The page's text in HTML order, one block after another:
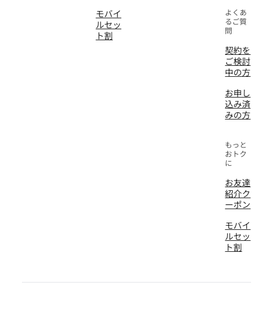
モバイ
ルセッ
ト割
よくあ
るご質
問
契約を
ご検討
中の方
お申し
込み済
みの方
もっと
おトク
に
お友達
紹介ク
ーポン
モバイ
ルセッ
ト割